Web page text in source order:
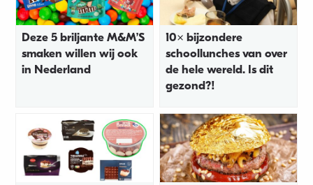
Deze 5 briljante M&M’S
smaken willen wij ook
in Nederland
10x bijzondere
schoollunches van over
de hele wereld. Is dit
gezond?!